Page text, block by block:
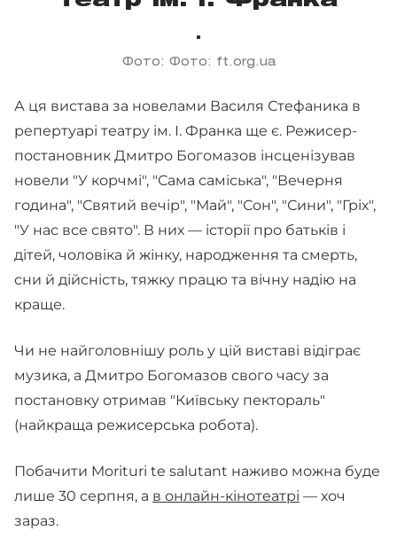
Фото: Фото: ft.org.ua
А ця вистава за новелами Василя Стефаника в
репертуарі театру ім. І. Франка ще є. Режисер-
постановник Дмитро Богомазов інсценізував
новели "У корчмі", "Сама саміська", "Вечерня
година", "Святий вечір", "Май", "Сон", "Сини", "Гріх",
"У нас все свято". В них — історії про батьків і
дітей, чоловіка й жінку, народження та смерть,
сни й дійсність, тяжку працю та вічну надію на
краще.
Чи не найголовнішу роль у цій виставі відіграє
музика, а Дмитро Богомазов свого часу за
постановку отримав "Київську пектораль"
(найкраща режисерська робота).
Побачити Morituri te salutant наживо можна буде
лише 30 серпня, а в онлайн-кінотеатрі — хоч
зараз.